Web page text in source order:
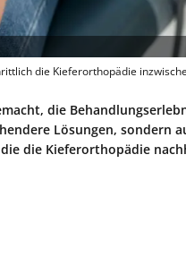
die Kieferorthopädie
die
Lösungen, sondern
die Kieferorthopädie